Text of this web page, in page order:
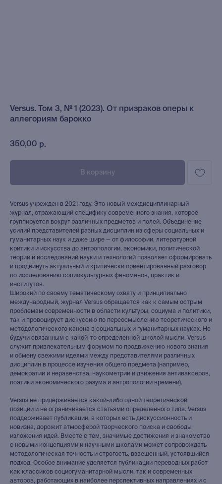
Versus. Том 3, № 1 (2023). От призраков оперы к
аллегориям барокко
350,00 р.
В корзину
Versus учрежден в 2021 году. Это новый междисциплинарный
журнал, отражающий специфику современного знания, которое
группируется вокруг различных предметов и полей. Объединение
усилий представителей разных дисциплин из сферы социальных и
гуманитарных наук и даже шире — от философии, литературной
критики и искусства до антропологии, экономики, политической
теории и исследований науки и технологий позволяет сформировать
и продвинуть актуальный и критически ориентированный разговор
по исследованию социокультурных феноменов, практик и
институтов.
Широкий по своему тематическому охвату и принципиально
международный, журнал Versus обращается как к самым острым
проблемам современности в области культуры, социума и политики,
так и провоцирует дискуссию по переосмыслению теоретического и
методологического канона в социальных и гуманитарных науках. Не
будучи связанным с какой-то определенной школой мысли, Versus
служит привлекательным форумом по продвижению нового знания
и обмену свежими идеями между представителями различных
дисциплин в процессе изучения общего предмета (например,
демократии и неравенства, наукометрии и движения антиваксеров,
поэтики экономического разума и антропологии времени).
Versus не придерживается какой-либо одной теоретической
позиции и не ограничивается статьями определенного типа. Versus
поддерживает публикации, в которых есть дискуссионность и
новизна, дорожит атмосферой творческого поиска и свободы
изложения идей. Вместе с тем, значимые достижения и знакомство
с новыми концепциями и научными школами может сопровождать
методологическая точность и строгость, взвешенный, устоявшийся
подход. Особое внимание уделяется публикации переводных работ
как классиков социогуманитарной мысли, так и современных
авторов, работающих в наиболее перспективных направлениях и с